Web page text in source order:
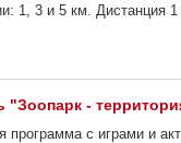
1, 3 и 5 км. Дистанция
-
программа с играми и